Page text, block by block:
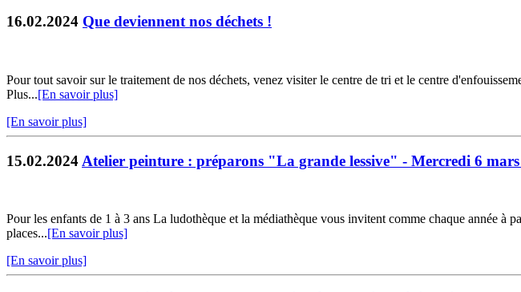
16.02.2024 Que deviennent nos déchets !
Pour tout savoir sur le traitement de nos déchets, venez visiter le centre de tri et le centre
Plus...[En savoir plus]
[En savoir plus]
15.02.2024 Atelier peinture : préparons "La grande lessive" - Mercredi 6
Pour les enfants de 1 à 3 ans La ludothèque et la médiathèque vous invitent comme chaque année
places...[En savoir plus]
[En savoir plus]